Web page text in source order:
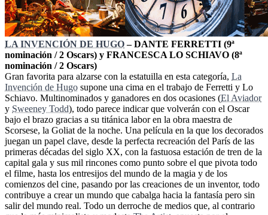
LA INVENCIÓN DE HUGO– DANTE FERRETTI (9ª
nominación / 2 Oscars) y FRANCESCA LO SCHIAVO (8ª
nominación / 2 Oscars)
Gran favorita para alzarse con la estatuilla en esta categoría, La
Invención de Hugo supone una cima en el trabajo de Ferretti y Lo
Schiavo. Multinominados y ganadores en dos ocasiones (El Aviador
y Sweeney Todd), todo parece indicar que volverán con el Oscar
bajo el brazo gracias a su titánica labor en la obra maestra de
Scorsese, la Goliat de la noche. Una película en la que los decorados
juegan un papel clave, desde la perfecta recreación del París de las
primeras décadas del siglo XX, con la fastuosa estación de tren de la
capital gala y sus mil rincones como punto sobre el que pivota todo
el filme, hasta los entresijos del mundo de la magia y de los
comienzos del cine, pasando por las creaciones de un inventor, todo
contribuye a crear un mundo que cabalga hacia la fantasía pero sin
salir del mundo real. Todo un derroche de medios que, al contrario